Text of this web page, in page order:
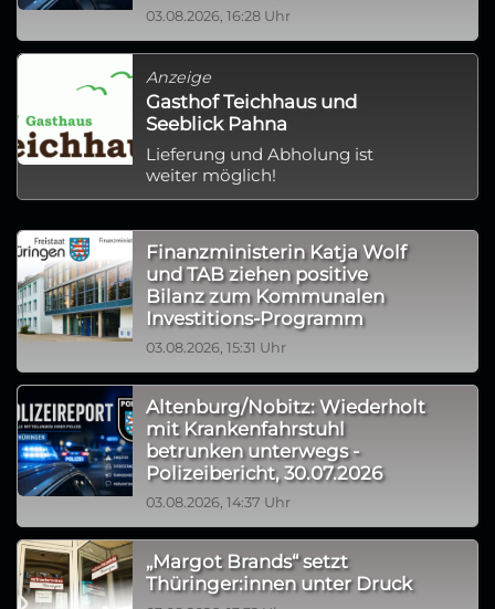
03.08.2026, 16:28 Uhr
Anzeige
Gasthof Teichhaus und
Seeblick Pahna
Lieferung und Abholung ist
weiter möglich!
Finanzministerin Katja Wolf
und TAB ziehen positive
Bilanz zum Kommunalen
Investitions-Programm
03.08.2026, 15:31 Uhr
Altenburg/Nobitz: Wiederholt
mit Krankenfahrstuhl
betrunken unterwegs -
Polizeibericht, 30.07.2026
03.08.2026, 14:37 Uhr
„Margot Brands“ setzt
Thüringer:innen unter Druck